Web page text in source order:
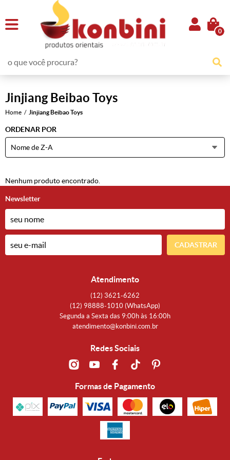
0
Jinjiang Beibao Toys
Home Jinjiang Beibao Toys
ORDENAR POR
Nome de Z-A
Nenhum produto encontrado.
Newsletter
CADASTRAR
Atendimento
(12) 3621-6262
(12) 98888-1010 (WhatsApp)
Segunda a Sexta das 9:00h às 16:00h
atendimento@konbini.com.br
Redes Sociais
Formas de Pagamento